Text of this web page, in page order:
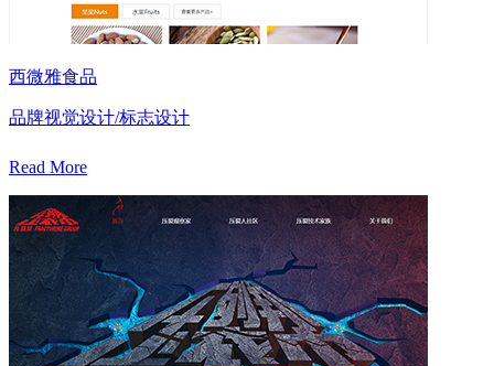
西微雅食品
品牌视觉设计/标志设计
Read More